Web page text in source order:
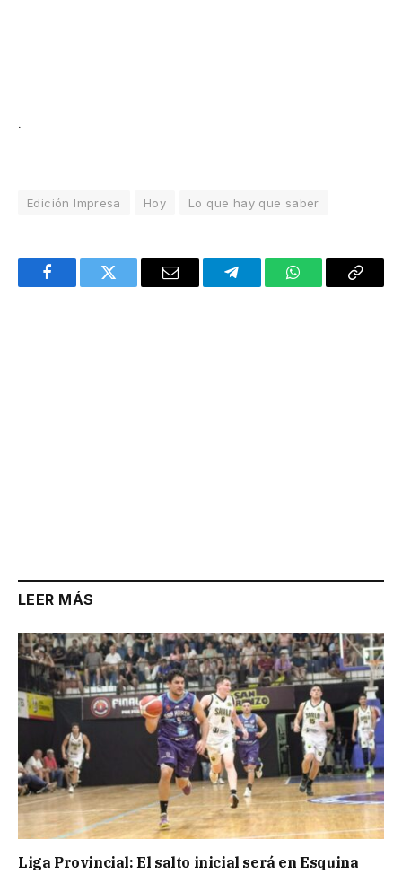
.
Edición Impresa Hoy Lo que hay que saber
FacebookTwitter Email TelegramWhatsAppCopy
LEER MÁS
Liga Provincial: El salto inicial será en Esquina